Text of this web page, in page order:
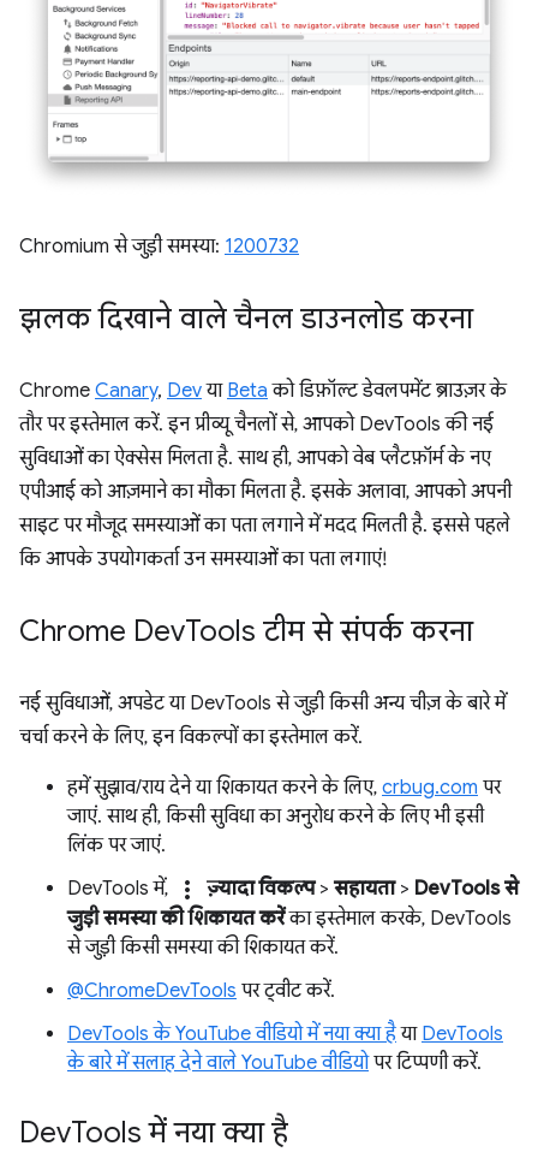
Chromium से जुड़ी समस्या: 1200732
झलक दिखाने वाले चैनल डाउनलोड करना
Chrome Canary, Devया Beta को डिफ़ॉल्ट डेवलपमेंट ब्राउज़र के
तौर पर इस्तेमाल करें. इन प्रीव्यू चैनलों से, आपको DevTools की नई
सुविधाओं का ऐक्सेस मिलता है. साथ ही, आपको वेब प्लैटफ़ॉर्म के नए
एपीआई को आज़माने का मौका मिलता है. इसके अलावा, आपको अपनी
साइट पर मौजूद समस्याओं का पता लगाने में मदद मिलती है. इससे पहले
कि आपके उपयोगकर्ता उन समस्याओं का पता लगाएं!
Chrome DevTools टीम से संपर्क करना
नई सुविधाओं, अपडेट या DevTools से जुड़ी किसी अन्य चीज़ के बारे में
चर्चा करने के लिए, इन विकल्पों का इस्तेमाल करें.
हमें सुझाव/राय देने या शिकायत करने के लिए, crbug.com पर
जाएं. साथ ही, किसी सुविधा का अनुरोध करने के लिए भी इसी
लिंक पर जाएं.
DevTools में,
more_vert ज़्यादा विकल्प> सहायता> DevTools से
जुड़ी समस्या की शिकायत करेंका इस्तेमाल करके, DevTools
से जुड़ी किसी समस्या की शिकायत करें.
@ChromeDevTools पर ट्वीट करें.
DevTools के YouTube वीडियो में नया क्या हैया DevTools
के बारे में सलाह देने वाले YouTube वीडियोपर टिप्पणी करें.
DevTools में नया क्या है